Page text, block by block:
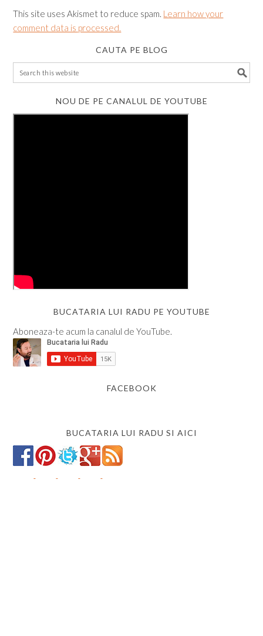
This site uses Akismet to reduce spam. Learn how your
comment data is processed.
CAUTA PE BLOG
NOU DE PE CANALUL DE YOUTUBE
BUCATARIA LUI RADU PE YOUTUBE
Aboneaza-te acum la canalul de YouTube.
FACEBOOK
BUCATARIA LUI RADU SI AICI